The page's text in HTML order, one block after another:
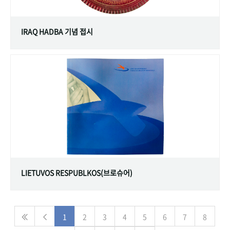
IRAQ HADBA 기념 접시
LIETUVOS RESPUBLKOS(브로슈어)
1 2 3 4 5 6 7 8